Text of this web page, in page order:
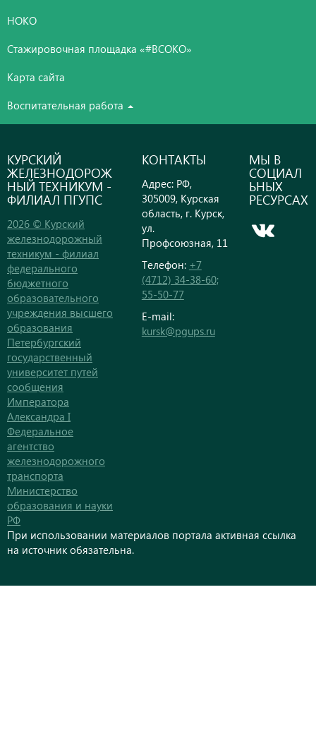
НОКО
Стажировочная площадка «#ВСОКО»
Карта сайта
Воспитательная работа
КУРСКИЙ
ЖЕЛЕЗНОДОРОЖ
НЫЙ ТЕХНИКУМ -
ФИЛИАЛ ПГУПС
2026 © Курский
железнодорожный
техникум - филиал
федерального
бюджетного
образовательного
учреждения высшего
образования
Петербургский
государственный
университет путей
сообщения
Императора
Александра I
Федеральное
агентство
железнодорожного
транспорта
Министерство
образования и науки
РФ
КОНТАКТЫ
Адрес: РФ,
305009, Курская
область, г. Курск,
ул.
Профсоюзная, 11
Телефон: +7
(4712) 34-38-60;
55-50-77
E-mail:
kursk@pgups.ru
МЫ В
СОЦИАЛ
ЬНЫХ
РЕСУРСАХ
При использовании материалов портала активная ссылка
на источник обязательна.